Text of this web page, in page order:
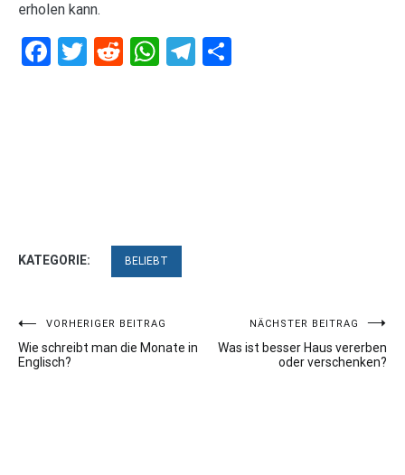
erholen kann.
Facebook
Twitter
RedditWhatsApp
Telegram
KATEGORIE: BELIEBT
Beitragsnavigation
VORHERIGER BEITRAG
Wie schreibt man die Monate in
Englisch?
NÄCHSTER BEITRAG
Was ist besser Haus vererben
oder verschenken?